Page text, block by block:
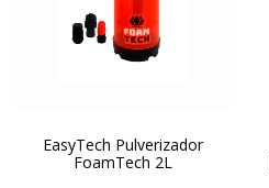
EasyTech Pulverizador
FoamTech 2L